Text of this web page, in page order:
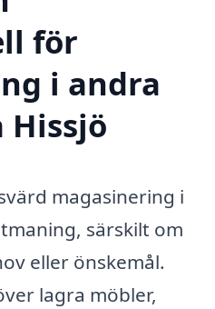
för
i andra
Hissjö
magasinering i
särskilt om
eller önskemål.
lagra möbler,